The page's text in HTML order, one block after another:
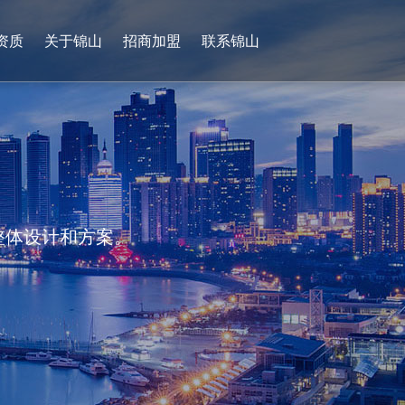
质 关于锦山 招商加盟 联系锦山
0536-4736265
13953628927
设计和方案。